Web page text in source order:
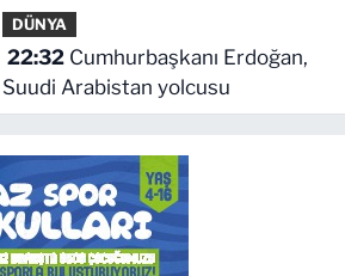
DÜNYA
22:32Cumhurbaşkanı Erdoğan,
Suudi Arabistan yolcusu